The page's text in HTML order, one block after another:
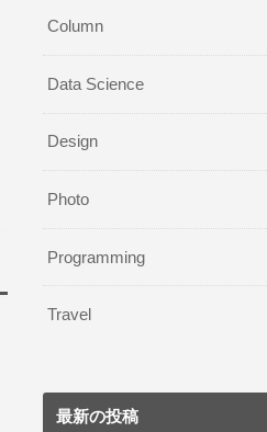
Column
Data Science
Design
Photo
Programming
Travel
最新の投稿